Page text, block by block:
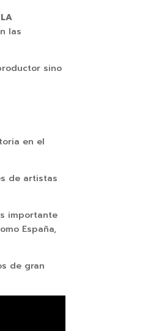
las
sino
en el
de artistas
importante
España,
de gran